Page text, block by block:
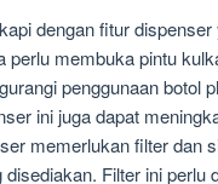
dengan fitur
perlu membuka pintu
penggunaan botol
ini juga dapat
memerlukan filter dan
Filter ini